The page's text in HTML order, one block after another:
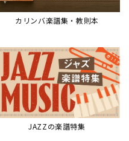
【第16回公開】ヨーロッパを拠点
に世界を駆けまわる阿部加奈子の
今に迫る